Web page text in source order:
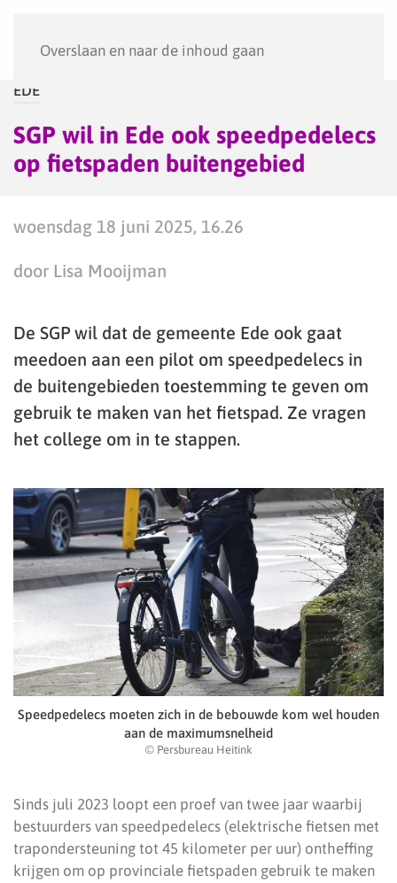
Overslaan en naar de inhoud gaan
EDE
SGP wil in Ede ook speedpedelecs
op fietspaden buitengebied
woensdag 18 juni 2025, 16.26
door Lisa Mooijman
De SGP wil dat de gemeente Ede ook gaat
meedoen aan een pilot om speedpedelecs in
de buitengebieden toestemming te geven om
gebruik te maken van het fietspad. Ze vragen
het college om in te stappen.
Speedpedelecs moeten zich in de bebouwde kom wel houden
aan de maximumsnelheid
© Persbureau Heitink
Sinds juli 2023 loopt een proef van twee jaar waarbij
bestuurders van speedpedelecs (elektrische fietsen met
trapondersteuning tot 45 kilometer per uur) ontheffing
krijgen om op provinciale fietspaden gebruik te maken